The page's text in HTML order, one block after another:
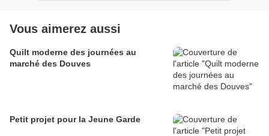
Vous aimerez aussi
Quilt moderne des journées au
marché des Douves
Petit projet pour la Jeune Garde